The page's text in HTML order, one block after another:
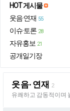
HOT 게시물
웃음·연재 55
이슈·토론 28
자유홍보 21
공개일기장
웃음·연재 2
유쾌하고 감동적이며